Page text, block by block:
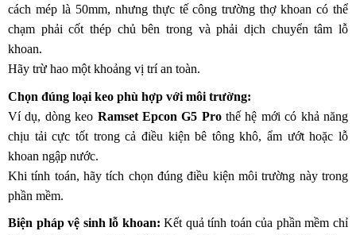
cách mép là 50mm, nhưng thực tế công trường thợ khoan có thể
chạm phải cốt thép chủ bên trong và phải dịch chuyển tâm lỗ
khoan.
Hãy trừ hao một khoảng vị trí an toàn.
Chọn đúng loại keo phù hợp với môi trường:
Ví dụ, dòng keo Ramset Epcon G5 Prothế hệ mới có khả năng
chịu tải cực tốt trong cả điều kiện bê tông khô, ẩm ướt hoặc lỗ
khoan ngập nước.
Khi tính toán, hãy tích chọn đúng điều kiện môi trường này trong
phần mềm.
Biện pháp vệ sinh lỗ khoan: Kết quả tính toán của phần mềm chỉ